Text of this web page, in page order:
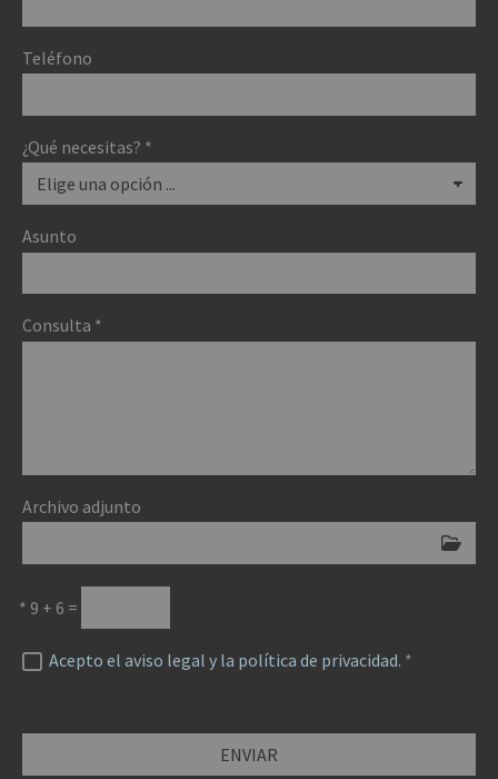
Teléfono
¿Qué necesitas? *
Asunto
Consulta *
Archivo adjunto
* 9 + 6 =
Acepto el aviso legal y la política de privacidad. *
ENVIAR